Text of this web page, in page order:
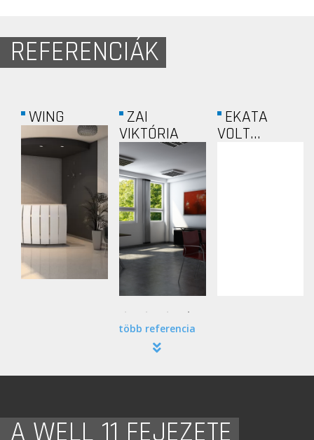
REFERENCIÁK
WING
ZAI
VIKTÓRIA
EKATA
VOLT...
több referencia
A WELL 11 FEJEZETE